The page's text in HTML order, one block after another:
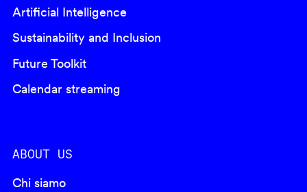
Artificial Intelligence
Sustainability and Inclusion
Future Toolkit
Calendar streaming
ABOUT US
Chi siamo